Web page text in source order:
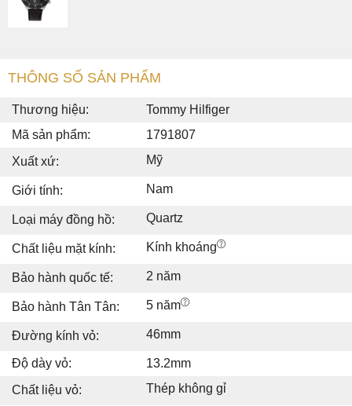
THÔNG SỐ SẢN PHẨM
Thương hiệu:
Tommy Hilfiger
Mã sản phẩm:
1791807
Xuất xứ:
Mỹ
Giới tính: Nam
Loại máy đồng hồ: Quartz
Chất liệu mặt kính: Kính khoáng
Bảo hành quốc tế: 2 năm
Bảo hành Tân Tân: 5 năm
Đường kính vỏ: 46mm
Độ dày vỏ:
13.2mm
Chất liệu vỏ:
Thép không gỉ